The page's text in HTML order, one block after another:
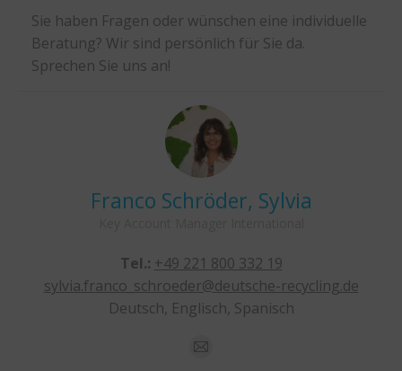
Sie haben Fragen oder wünschen eine individuelle
Beratung? Wir sind persönlich für Sie da.
Sprechen Sie uns an!
Franco Schröder, Sylvia
Tel.: +49 221 800 332 19
sylvia.franco_schroeder@deutsche-recycling.de
Deutsch, Englisch, Spanisch
E-